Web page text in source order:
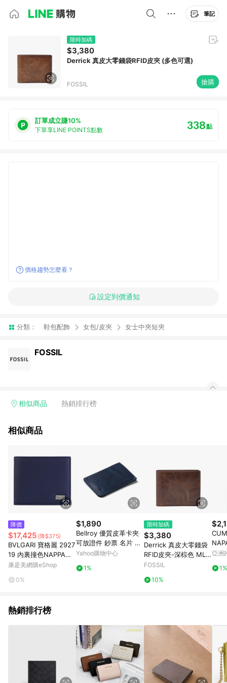
筆記
限時加碼
$3,380
Derrick 真皮大零錢袋RFID皮夾 (多色可選)
FOSSIL 搶購
訂單成立賺10%
下單享LINE POINTS點數 338點
價格趨勢怎麼看？
設定到價通知
分類： 鞋包配飾 女包/皮夾 女士中夾短夾
FOSSIL
相似商品 熱銷排行榜
相似商品
降價
$17,425 (降$375)
BVLGARI 寶格麗 2927
19 內裏撞色NAPPA皮
革對開式零錢短夾.深藍
康是美網購eShop
0%
$1,890
Bellroy 優質皮革卡夾
可放證件 鈔票 名片 七
夕浪漫購 送禮首選 男
Yahoo購物中心
1%
限時加碼
$3,380
Derrick 真皮大零錢袋
RFID皮夾-深棕色 ML3
687201
FOSSIL
10%
亞洲
1%
熱銷排行榜